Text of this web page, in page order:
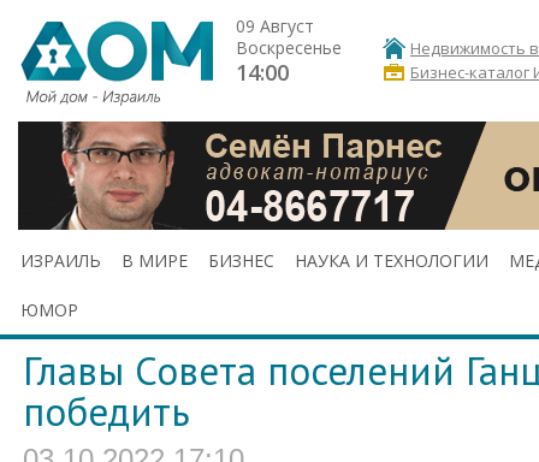
09 Август
Воскресенье
14:00
Недвижимость
Бизнес-каталог
ИЗРАИЛЬ В МИРЕ БИЗНЕС НАУКА И ТЕХНОЛОГИИ
ЮМОР
Главы Совета поселений
победить